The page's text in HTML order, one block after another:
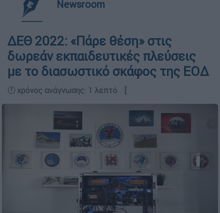
Newsroom
ΔΕΘ 2022: «Πάρε θέση» στις
δωρεάν εκπαιδευτικές πλεύσεις
με το διασωστικό σκάφος της ΕΟΔ
🕛 χρόνος ανάγνωσης: 1 λεπτό ┋